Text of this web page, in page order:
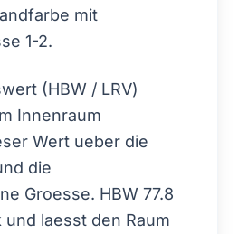
mit
1-2.
(HBW / LRV)
Innenraum
Wert ueber die
die
Groesse. HBW 77.8
laesst den Raum